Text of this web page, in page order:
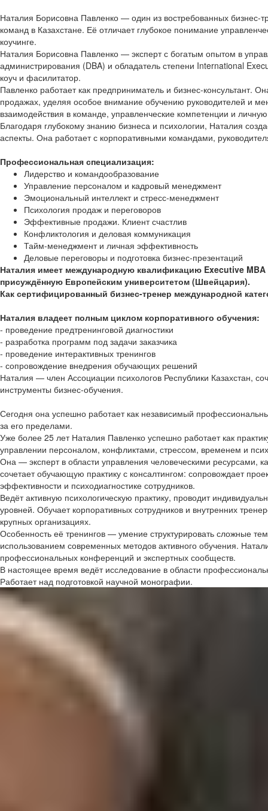
Наталия Борисовна Павленко — один из востребованных бизнес-
команд в Казахстане. Её отличает глубокое понимание
коучинге.
Наталия Борисовна Павленко — эксперт с богатым опытом в
администрирования (DBA) и обладатель степени International
коуч и фасилитатор.
Павленко работает как предприниматель и бизнес-
продажах, уделяя особое внимание обучению руководителей и
взаимодействия в команде, управленческие компетенции и личную
Благодаря глубокому знанию бизнеса и психологии, Наталия
аспекты. Она работает с корпоративными командами,
Профессиональная специализация:
Лидерство и командообразование
Управление персоналом и кадровый менеджмент
Эмоциональный интеллект и стресс-менеджмент
Психология продаж и переговоров
Эффективные продажи. Клиент счастлив
Конфликтология и деловая коммуникация
Тайм-менеджмент и личная эффективность
Деловые переговоры и подготовка бизнес-презентаций
Наталия имеет международную квалификацию Executive
присуждённую Европейским университетом (Швейцария).
Как сертифицированный бизнес-тренер международной
Наталия владеет полным циклом корпоративного обучения:
- проведение предтренинговой диагностики
- разработка программ под задачи заказчика
- проведение интерактивных тренингов
- сопровождение внедрения обучающих решений
Наталия — член Ассоциации психологов Республики Казахстан,
инструменты бизнес-обучения.
Сегодня она успешно работает как независимый
за его пределами.
Уже более 25 лет Наталия Павленко успешно работает как
управлении персоналом, конфликтами, стрессом, временем и
Она — эксперт в области управления человеческими ресурсами,
сочетает обучающую практику с консалтингом: сопровождает
эффективности и психодиагностике сотрудников.
Ведёт активную психологическую практику, проводит
уровней. Обучает корпоративных сотрудников и внутренних
крупных организациях.
Особенность её тренингов — умение структурировать сложные
использованием современных методов активного обучения.
профессиональных конференций и экспертных сообществ.
В настоящее время ведёт исследование в области
Работает над подготовкой научной монографии.